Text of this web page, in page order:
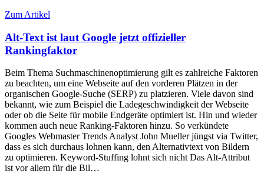
Zum Artikel
Alt-Text ist laut Google jetzt offizieller
Rankingfaktor
Beim Thema Suchmaschinenoptimierung gilt es zahlreiche Faktoren
zu beachten, um eine Webseite auf den vorderen Plätzen in der
organischen Google-Suche (SERP) zu platzieren. Viele davon sind
bekannt, wie zum Beispiel die Ladegeschwindigkeit der Webseite
oder ob die Seite für mobile Endgeräte optimiert ist. Hin und wieder
kommen auch neue Ranking-Faktoren hinzu. So verkündete
Googles Webmaster Trends Analyst John Mueller jüngst via Twitter,
dass es sich durchaus lohnen kann, den Alternativtext von Bildern
zu optimieren. Keyword-Stuffing lohnt sich nicht Das Alt-Attribut
ist vor allem für die Bil…